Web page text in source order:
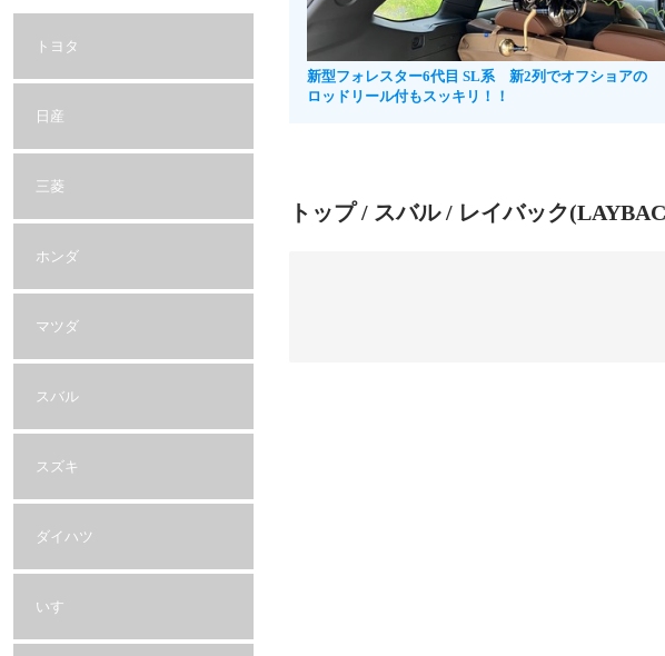
トヨタ
日産
三菱
ホンダ
マツダ
スバル
スズキ
ダイハツ
いすゞ
新型フォレスター6代目 SL系 新2列でオフショアの
ロッドリール付もスッキリ！！
トップ/ スバル/ レイバック